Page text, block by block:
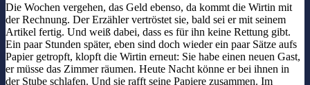
Die Wochen vergehen, das Geld ebenso, da kommt die Wirtin mit
der Rechnung. Der Erzähler vertröstet sie, bald sei er mit seinem
Artikel fertig. Und weiß dabei, dass es für ihn keine Rettung gibt.
Ein paar Stunden später, eben sind doch wieder ein paar Sätze aufs
Papier getropft, klopft die Wirtin erneut: Sie habe einen neuen Gast,
er müsse das Zimmer räumen. Heute Nacht könne er bei ihnen in
der Stube schlafen. Und sie rafft seine Papiere zusammen. Im